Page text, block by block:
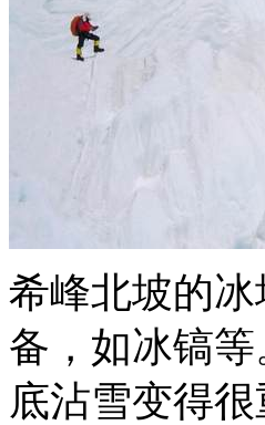
希峰北坡的
备，如冰镐
底沾雪变得